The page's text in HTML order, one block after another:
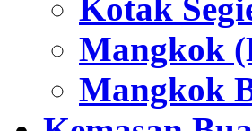
Kotak
Mangkok
Mangkok